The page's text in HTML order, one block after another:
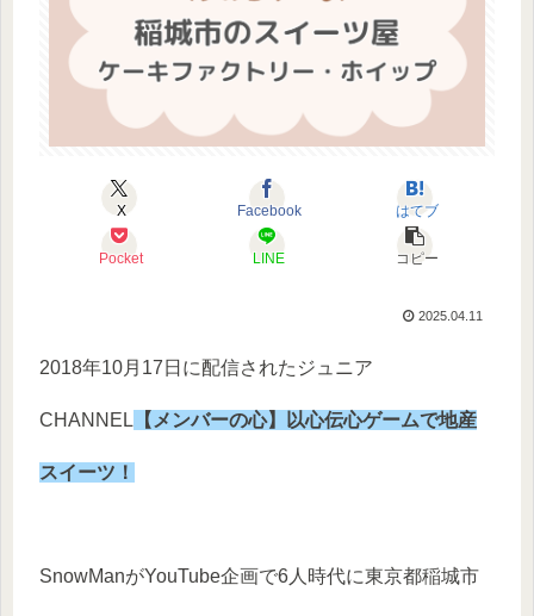
X Facebook はてブ
Pocket LINE コピー
2025.04.11
2018年10月17日に配信されたジュニア
CHANNEL 【メンバーの心】以心伝心ゲームで地産
スイーツ！
SnowManがYouTube企画で6人時代に東京都稲城市